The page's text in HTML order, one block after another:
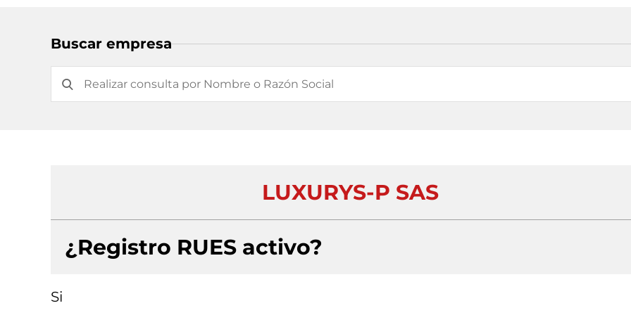
Buscar empresa
LUXURYS-P SAS
¿Registro RUES activo?
Si